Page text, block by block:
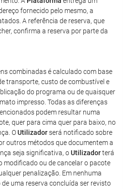
fornecido pelo mesmo, a
A referência de reserva, que
confirma a reserva por parte da
combinadas é calculado com base
transporte, custo de combustível e
do programa ou de quaisquer
impresso. Todas as diferenças
podem resultar numa
quer para cima quer para baixo, no
OUtilizadorserá notificado sobre
outros métodos que documentem a
seja significativa, oUtilizadorterá
modificado ou de cancelar o pacote
penalização. Em nenhuma
uma reserva concluída ser revisto